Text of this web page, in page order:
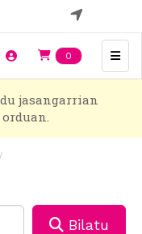
0 Items en
jasangarrian
Bilatu